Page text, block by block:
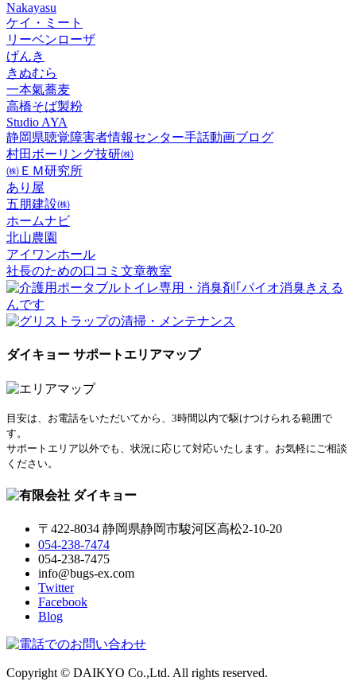
Nakayasu
ケイ・ミート
リーベンローザ
げんき
きぬむら
一本氣蕎麦
高橋そば製粉
Studio AYA
静岡県聴覚障害者情報センター手話動画ブログ
村田ボーリング技研㈱
㈱ＥＭ研究所
あり屋
五朋建設㈱
ホームナビ
北山農園
アイワンホール
社長のための口コミ文章教室
ダイキョー サポートエリアマップ
目安は、お電話をいただいてから、3時間以内で駆けつけられる範囲で
す。
サポートエリア以外でも、状況に応じて対応いたします。お気軽にご相談
ください。
〒422-8034 静岡県静岡市駿河区高松2-10-20
054-238-7474
054-238-7475
info@bugs-ex.com
Twitter
Facebook
Blog
Copyright © DAIKYO Co.,Ltd. All rights reserved.